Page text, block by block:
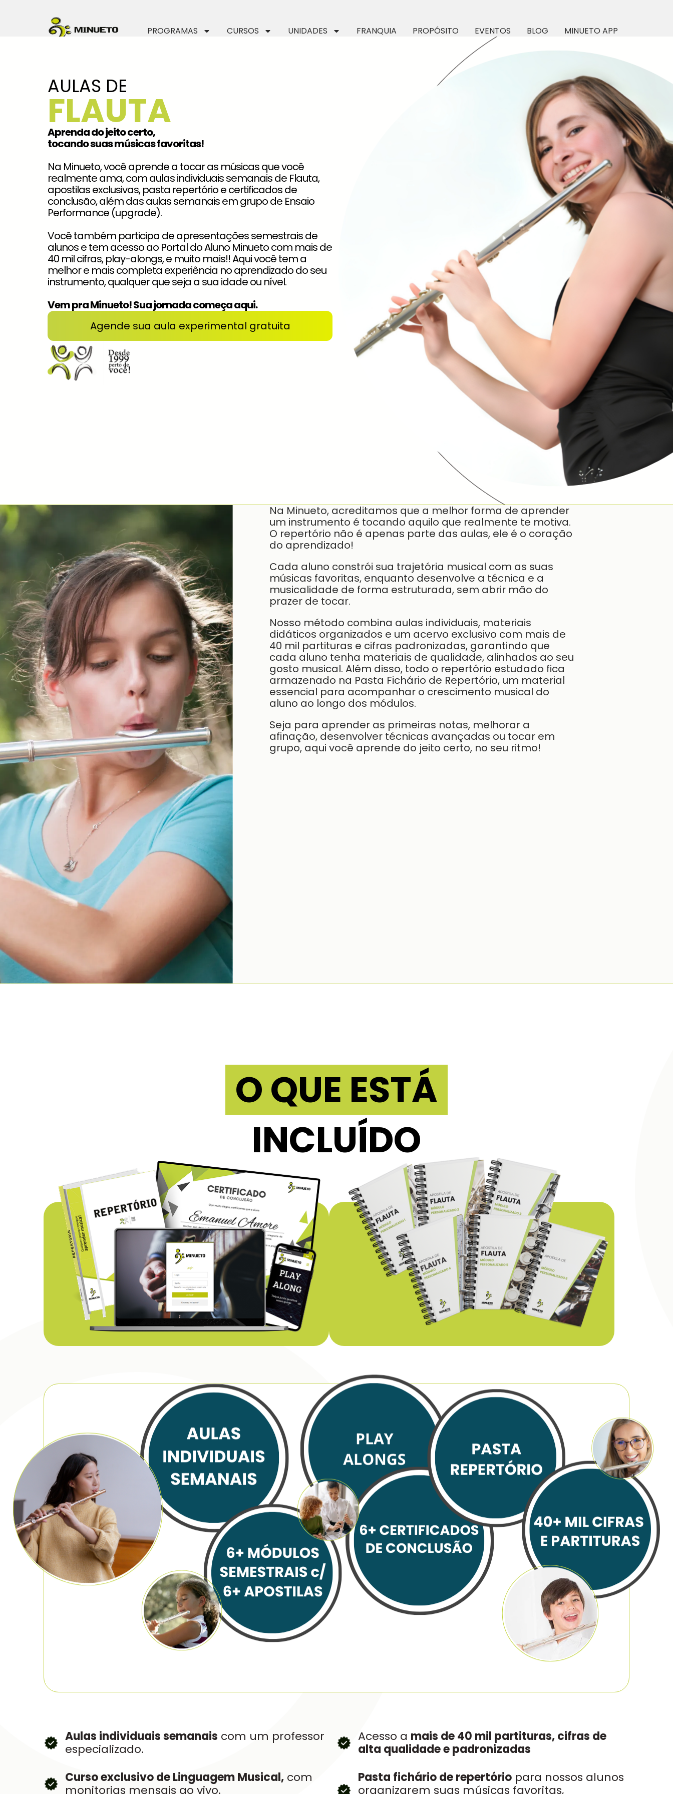
PROGRAMAS CURSOS UNIDADES FRANQUIA PROPÓSITO EVENTOS BLOG MINUETO APP
AULAS DE
FLAUTA
Aprenda do jeito certo,
tocando suas músicas favoritas!
Na Minueto, você aprende a tocar as músicas que você
realmente ama, com aulas individuais semanais de Flauta,
apostilas exclusivas, pasta repertório e certificados de
conclusão, além das aulas semanais em grupo de Ensaio
Performance (upgrade).
Você também participa de apresentações semestrais de
alunos e tem acesso ao Portal do Aluno Minueto com mais de
40 mil cifras, play-alongs, e muito mais!! Aqui você tem a
melhor e mais completa experiência no aprendizado do seu
instrumento, qualquer que seja a sua idade ou nível.
Vem pra Minueto! Sua jornada começa aqui.
Agende sua aula experimental gratuita
Na Minueto, acreditamos que a melhor forma de aprender
um instrumento é tocando aquilo que realmente te motiva.
O repertório não é apenas parte das aulas, ele é o coração
do aprendizado!
Cada aluno constrói sua trajetória musical com as suas
músicas favoritas, enquanto desenvolve a técnica e a
musicalidade de forma estruturada, sem abrir mão do
prazer de tocar.
Nosso método combina aulas individuais, materiais
didáticos organizados e um acervo exclusivo com mais de
40 mil partituras e cifras padronizadas, garantindo que
cada aluno tenha materiais de qualidade, alinhados ao seu
gosto musical. Além disso, todo o repertório estudado fica
armazenado na Pasta Fichário de Repertório, um material
essencial para acompanhar o crescimento musical do
aluno ao longo dos módulos.
Seja para aprender as primeiras notas, melhorar a
afinação, desenvolver técnicas avançadas ou tocar em
grupo, aqui você aprende do jeito certo, no seu ritmo!
O QUE ESTÁ
INCLUÍDO
Aulas individuais semanais com um professor
especializado.
Curso exclusivo de Linguagem Musical,com
monitorias mensais ao vivo.
Acesso a mais de 40 mil partituras, cifras de
alta qualidade e padronizadas
Pasta fichário de repertóriopara nossos alunos
organizarem suas músicas favoritas,